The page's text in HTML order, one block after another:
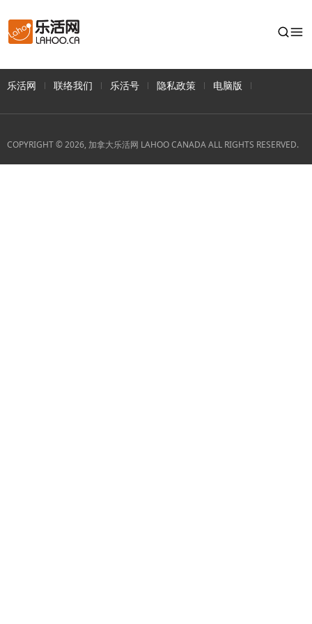
乐活网 联络我们 乐活号 隐私政策 电脑版
COPYRIGHT © 2026, 加拿大乐活网 LAHOO CANADA ALL RIGHTS RESERVED.